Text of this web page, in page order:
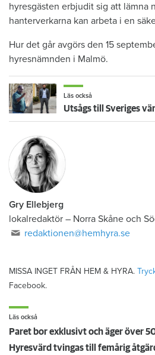
hyresgästen erbjudit sig att lämna
hanterverkarna kan arbeta i en
Hur det går avgörs den 15
hyresnämnden i Malmö.
Läs också
Gry Ellebjerg
lokalredaktör – Norra Skåne och
redaktionen@hemhyra.se
MISSA INGET FRÅN HEM & HYRA.
Facebook.
Läs också